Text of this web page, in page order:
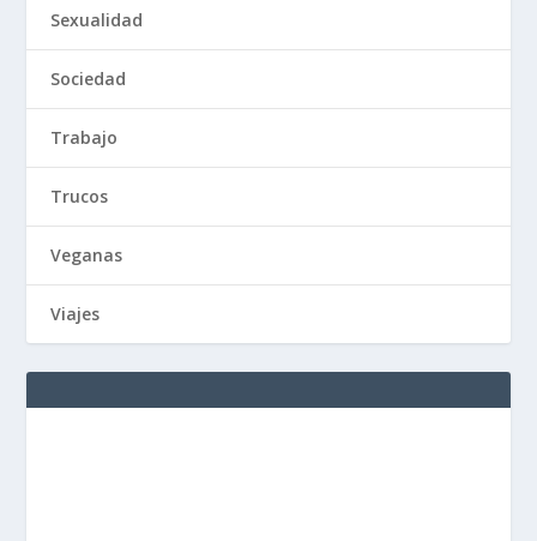
Sexualidad
Sociedad
Trabajo
Trucos
Veganas
Viajes